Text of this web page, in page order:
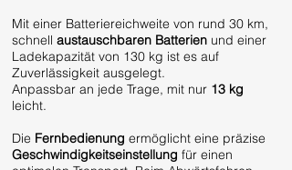
Mit einer Batteriereichweite von rund 30 km,
schnell austauschbaren Batterien und einer
Ladekapazität von 130 kg ist es auf
Zuverlässigkeit ausgelegt.
Anpassbar an jede Trage, mit nur 13 kg
leicht.​
​Die Fernbedienung ermöglicht eine präzise
Geschwindigkeitseinstellung für einen